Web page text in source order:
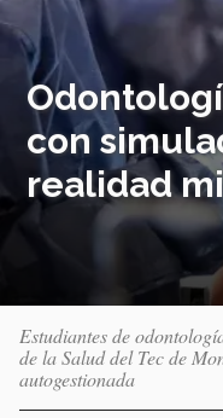
con
realidad
Estudiantes de
de la Salud del Tec de
autogestionada